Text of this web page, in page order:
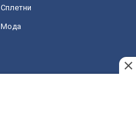
Сплетни
Мода